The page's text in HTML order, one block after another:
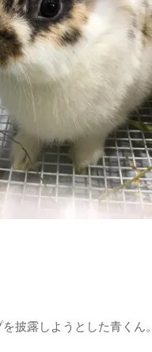
披露しようとした青くん。